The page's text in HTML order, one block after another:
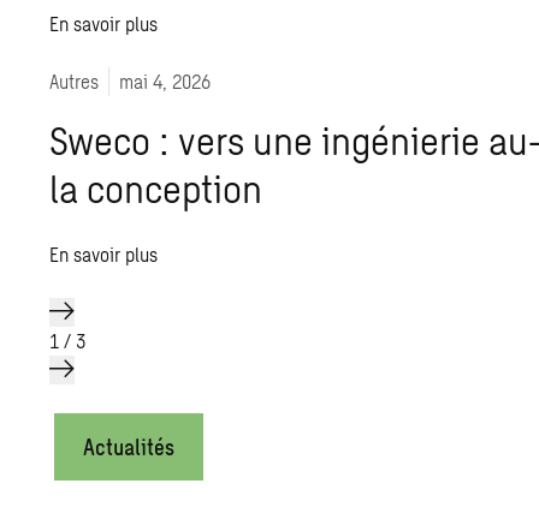
En savoir plus
Autres mai 4, 2026
Sweco : vers une ingénierie
la conception
En savoir plus
1 / 3
Actualités